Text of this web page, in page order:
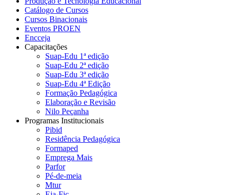
Catálogo de Cursos
Cursos Binacionais
Eventos PROEN
Encceja
Capacitações
Suap-Edu 1ª edição
Suap-Edu 2ª edição
Suap-Edu 3ª edição
Suap-Edu 4ª Edição
Formação Pedagógica
Elaboração e Revisão
Nilo Peçanha
Programas Institucionais
Pibid
Residência Pedagógica
Formaped
Emprega Mais
Parfor
Pé-de-meia
Mtur